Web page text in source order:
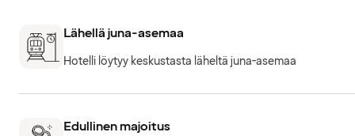
Lähellä juna-asemaa
Hotelli löytyy keskustasta läheltä juna-asemaa
Edullinen majoitus